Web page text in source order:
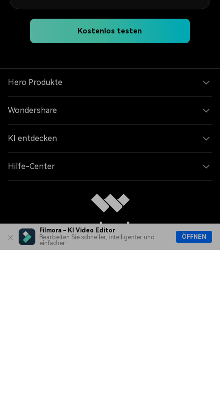
Filmora - KI Video Editor
Bearbeiten Sie schneller, intelligenter und
einfacher!
ÖFFNEN
Kostenlos testen
Hero Produkte
Wondershare
KI entdecken
Hilfe-Center